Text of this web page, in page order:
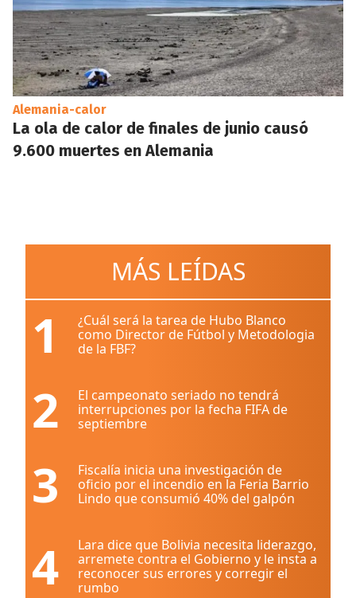
Alemania-calor
La ola de calor de finales de junio causó
9.600 muertes en Alemania
MÁS LEÍDAS
1
¿Cuál será la tarea de Hubo Blanco
como Director de Fútbol y Metodologia
de la FBF?
2
El campeonato seriado no tendrá
interrupciones por la fecha FIFA de
septiembre
3
Fiscalía inicia una investigación de
oficio por el incendio en la Feria Barrio
Lindo que consumió 40% del galpón
4
Lara dice que Bolivia necesita liderazgo,
arremete contra el Gobierno y le insta a
reconocer sus errores y corregir el
rumbo